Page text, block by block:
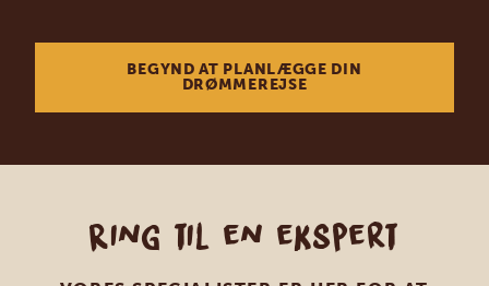
BEGYND AT PLANLÆGGE DIN
DRØMMEREJSE
Ring til en ekspert